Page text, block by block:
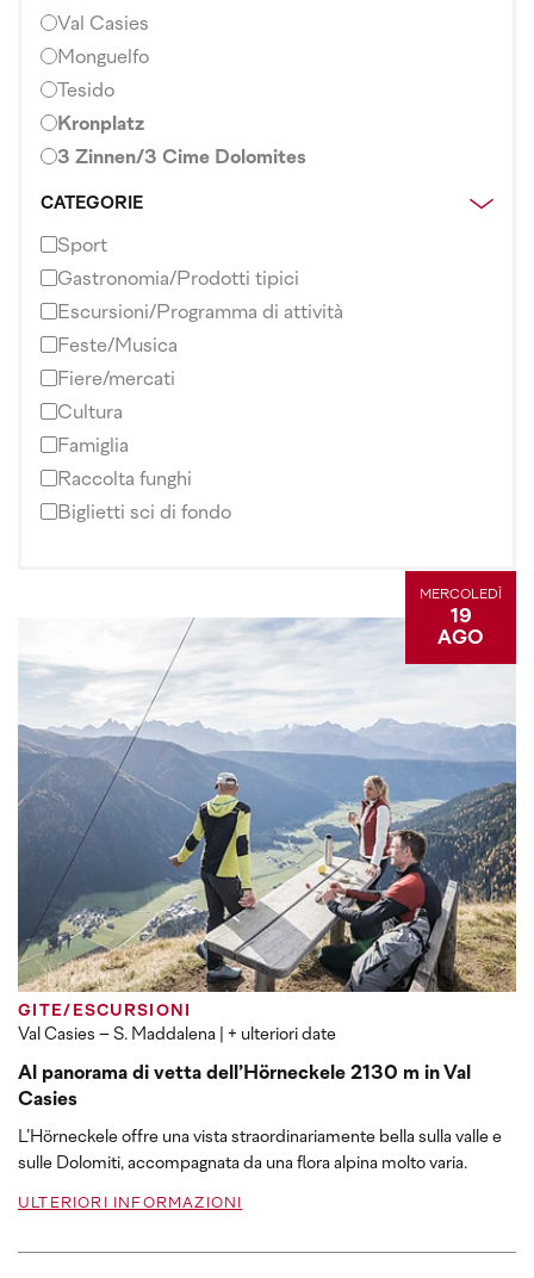
Val Casies
Monguelfo
Tesido
Kronplatz
3 Zinnen/3 Cime Dolomites
CATEGORIE
Sport
Gastronomia/Prodotti tipici
Escursioni/Programma di attività
Feste/Musica
Fiere/mercati
Cultura
Famiglia
Raccolta funghi
Biglietti sci di fondo
MERCOLEDÌ
19
AGO
GITE/ESCURSIONI
Val Casies – S. Maddalena | + ulteriori date
Al panorama di vetta dell’Hörneckele 2130 m in Val
Casies
L’Hörneckele offre una vista straordinariamente bella sulla valle e
sulle Dolomiti, accompagnata da una flora alpina molto varia.
ULTERIORI INFORMAZIONI